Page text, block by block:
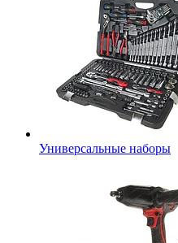
Универсальные наборы